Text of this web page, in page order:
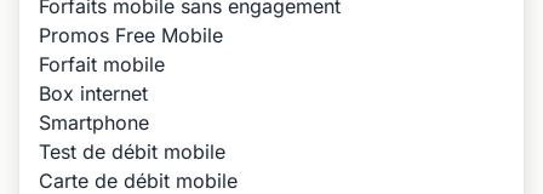
Forfaits mobile sans engagement
Promos Free Mobile
Forfait mobile
Box internet
Smartphone
Test de débit mobile
Carte de débit mobile